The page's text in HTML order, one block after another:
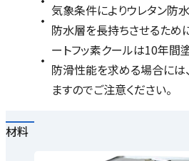
気象条件によりウレタン防
防水層を長持ちさせるため
ートフッ素クールは10年間
防滑性能を求める場合には
ますのでご注意ください。
材料